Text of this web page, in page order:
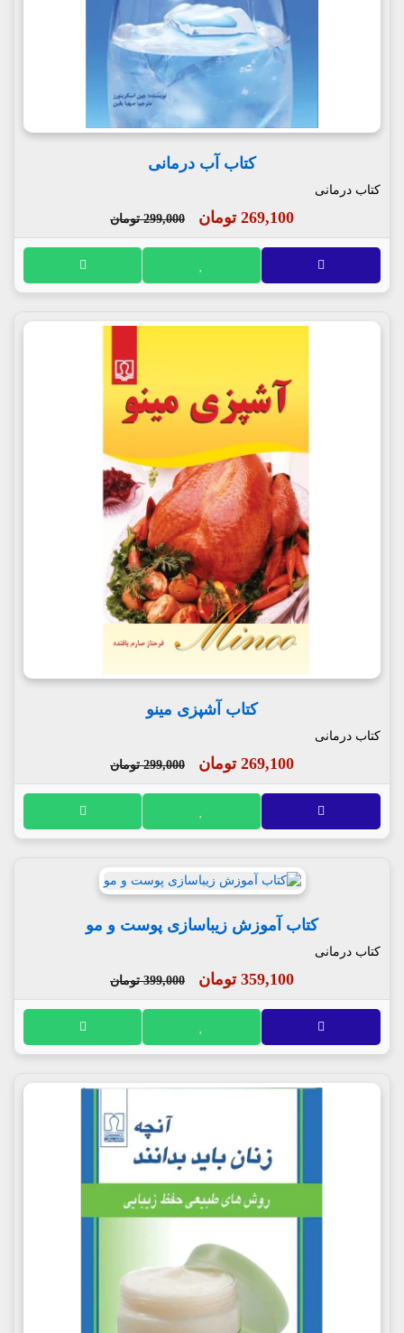
کتاب آب درمانی
کتاب درمانی
269,100 تومان 299,000 تومان
کتاب آشپزی مینو
کتاب درمانی
269,100 تومان 299,000 تومان
کتاب آموزش زیباسازی پوست و مو
کتاب درمانی
359,100 تومان 399,000 تومان